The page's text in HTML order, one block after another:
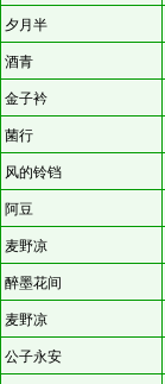
夕月半
酒青
金子衿
菌行
风的铃铛
阿豆
麦野凉
醉墨花间
麦野凉
公子永安